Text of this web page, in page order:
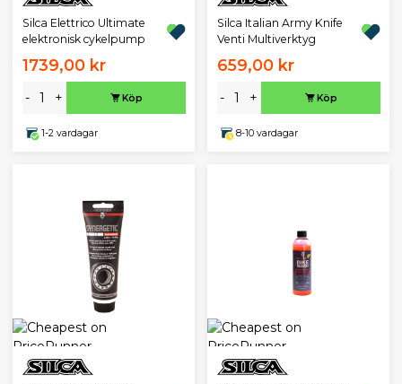
Silca Elettrico Ultimate
elektronisk cykelpump
1739,00 kr
- + Köp
1-2 vardagar
Silca Italian Army Knife
Venti Multiverktyg
659,00 kr
- + Köp
8-10 vardagar